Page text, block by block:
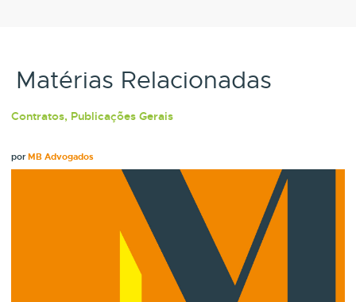
Matérias Relacionadas
Contratos, Publicações Gerais
porMB Advogados